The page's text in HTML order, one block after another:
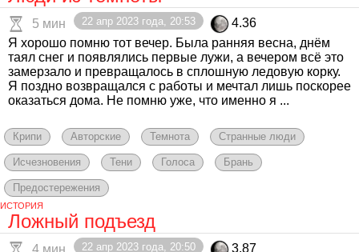
5 мин 22 апр 2023 года, 20:53
4.36
Я хорошо помню тот вечер. Была ранняя весна, днём
таял снег и появлялись первые лужи, а вечером всё это
замерзало и превращалось в сплошную ледовую корку.
Я поздно возвращался с работы и мечтал лишь поскорее
оказаться дома. Не помню уже, что именно я ...
Крипи Авторские Темнота Странные люди
Исчезновения Тени Голоса Брань
Предостережения
ИСТОРИЯ
Ложный подъезд
4 мин 22 апр 2023 года, 20:50
3.87